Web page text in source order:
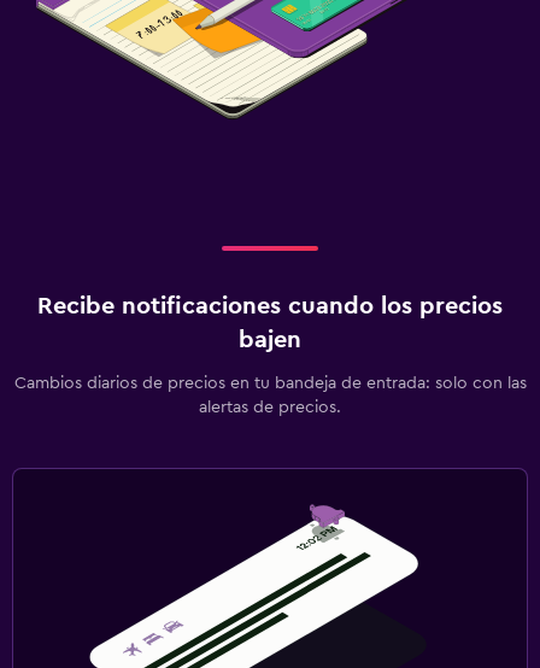
Recibe notificaciones cuando los precios
bajen
Cambios diarios de precios en tu bandeja de entrada: solo con las
alertas de precios.